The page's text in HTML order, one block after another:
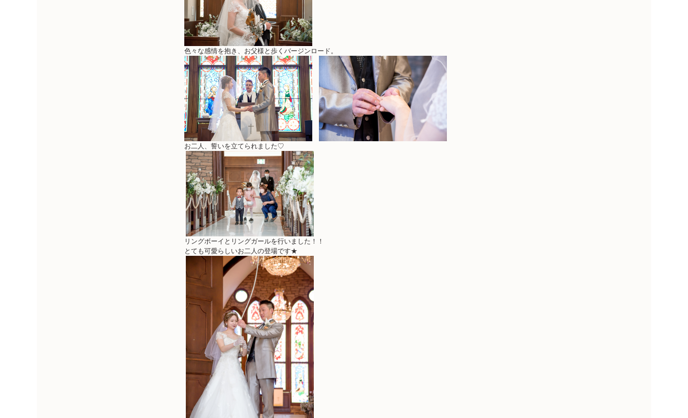
色々な感情を抱き、お父様と歩くバージンロード。
お二人、誓いを立てられました♡
リングボーイとリングガールを行いました！！
とても可愛らしいお二人の登場です★